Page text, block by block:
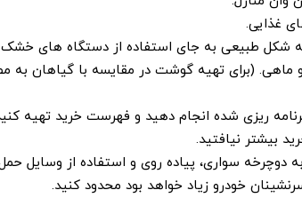
غذایی.
شکل طبیعی به جای استفاده از دستگاه های خشک
(برای تهیه گوشت در مقایسه با گیاهان به
ریزی شده انجام دهید و فهرست خرید تهیه
بیشتر نیافتید.
دوچرخه سواری، پیاده روی و استفاده از وسایل
خودرو زیاد خواهد بود محدود کنید.